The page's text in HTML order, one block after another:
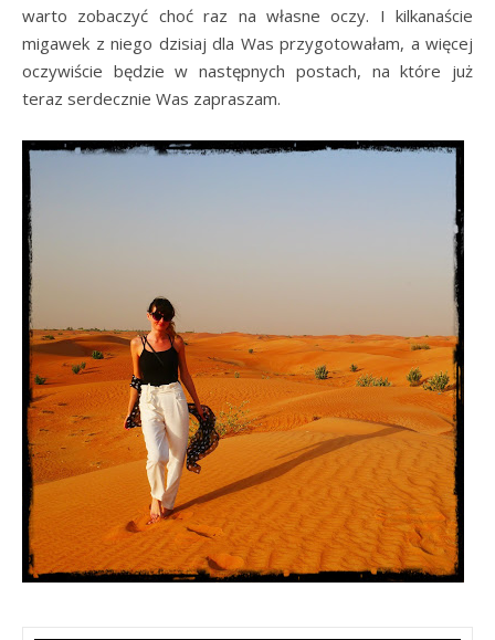
warto zobaczyć choć raz na własne oczy. I kilkanaście
migawek z niego dzisiaj dla Was przygotowałam, a więcej
oczywiście będzie w następnych postach, na które już
teraz serdecznie Was zapraszam.